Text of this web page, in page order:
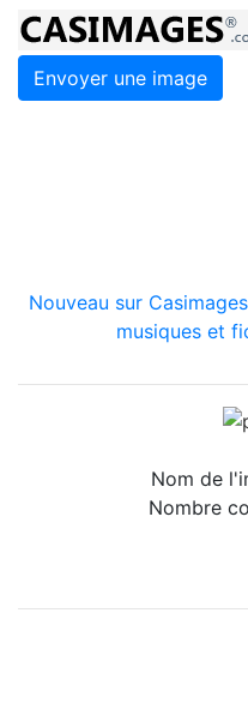
Envoyer une image
Nouveau sur
musiques et
Nom de
Nombre